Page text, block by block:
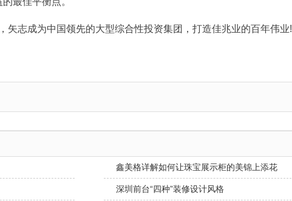
志成为中国领先的大型综合性投资集团，打造佳兆业的百年伟业!
鑫美格详解如何让珠宝展示柜的美锦上添花
深圳前台“四种”装修设计风格